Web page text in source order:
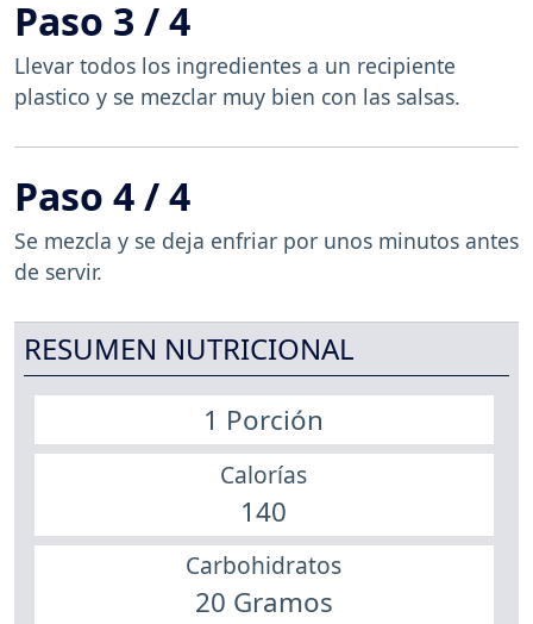
Paso 3 / 4
Llevar todos los ingredientes a un recipiente
plastico y se mezclar muy bien con las salsas.
Paso 4 / 4
Se mezcla y se deja enfriar por unos minutos antes
de servir.
RESUMEN NUTRICIONAL
1 Porción
Calorías
140
Carbohidratos
20 Gramos